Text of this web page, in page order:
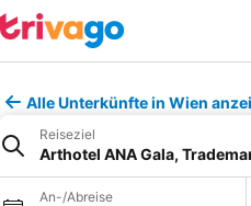
Alle Unterkünfte in Wien
Reiseziel
Arthotel ANA Gala,
An-/Abreise